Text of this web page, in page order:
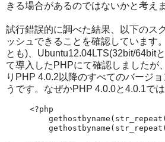
きる場合があるのではないかと考え
試行錯誤的に調べた結果、以下のス
ッシュできることを確認しています
とも)、Ubuntu12.04LTS(32bit/64bit
て導入したPHPにて確認しましたが
りPHP 4.0.2以降のすべてのバージ
うです。なぜかPHP 4.0.0と4.0.1で
<?php